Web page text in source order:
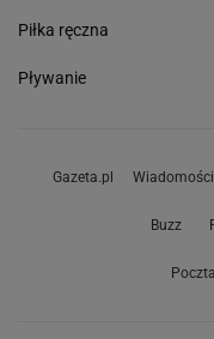
Piłka ręczna
Pływanie
Gazeta.pl Wiadomości
Buzz
Poczta